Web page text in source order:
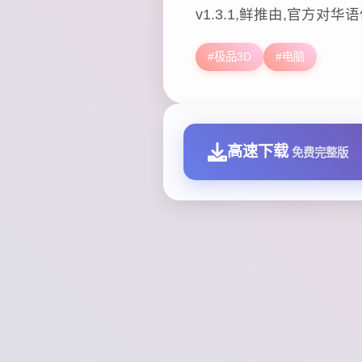
v1.3.1,鲜推由,官方对华
#极品3D #电脑
高速下载 免费完整版